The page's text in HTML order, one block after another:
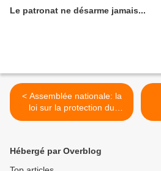
Le patronat ne désarme jamais...
< Assemblée nationale: la
loi sur la protection du
pouvoir d'achat du capital
Hébergé par Overblog